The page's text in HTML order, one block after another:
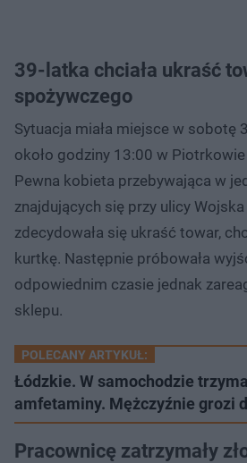
39-latka chciała ukraść
spożywczego
Sytuacja miała miejsce w sobotę
około godziny 13:00 w
Pewna kobieta przebywająca w
znajdujących się przy ulicy
zdecydowała się ukraść towar,
kurtkę. Następnie próbowała
odpowiednim czasie jednak
sklepu.
POLECANY ARTYKUŁ:
Łódzkie. W samochodzie
amfetaminy. Mężczyźnie grozi
Pracownicę zatrzymały